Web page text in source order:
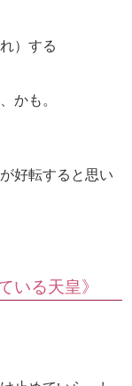
）する
かも。
好転すると思い
いる天皇》